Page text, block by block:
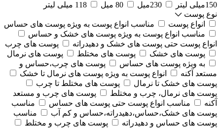
150میلی لیتر
230میل 80 میل
118 میلی لیتر
نوع پوست
انواع پوست
مناسب انواع پوست به ویژه پوست های حساس
مناسب انواع پوست به ویژه پوست های خشک و حساس
انواع پوست حتی پوست های خشک و دهیدراته
پوست های چرب
پوست های خشک
پوست های مختلط
پوست های نرمال
به ویژه پوست های حساس
پوست های چرب،حساس و
مستعد آکنه
انواع پوست به ویژه پوست های نرمال تا خشک
پوست های خشک تا نرمال
پوست های مختلط تا چرب
پوست های نرمال، چرب و مختلط
پوست های چرب و مستعد
آکنه
مناسب انواع پوست حتی پوست های حساس
مناسب
پوست های خشک،حساس،دهیدراته،حساس و کم آب
مناسب
پوست های حساس و دهیدراته
پوست های چرب و مختلط